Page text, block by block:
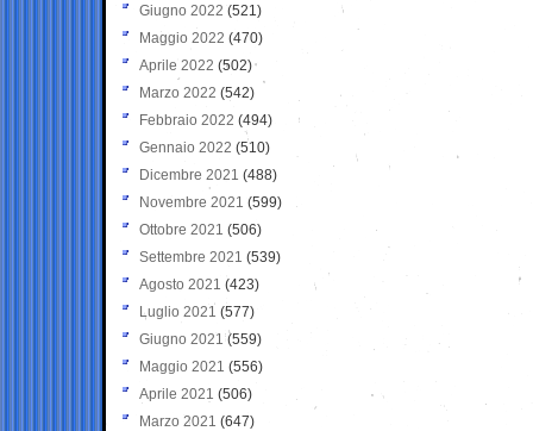
Giugno 2022 (521)
Maggio 2022 (470)
Aprile 2022 (502)
Marzo 2022 (542)
Febbraio 2022 (494)
Gennaio 2022 (510)
Dicembre 2021 (488)
Novembre 2021 (599)
Ottobre 2021 (506)
Settembre 2021 (539)
Agosto 2021 (423)
Luglio 2021 (577)
Giugno 2021(559)
Maggio 2021 (556)
Aprile 2021 (506)
Marzo 2021 (647)